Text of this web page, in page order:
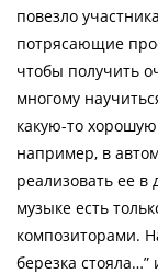
повезло
потрясающие
чтобы получить
многому
какую-то
например, в
реализовать ее в
музыке есть
композиторами.
березка